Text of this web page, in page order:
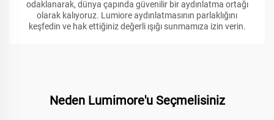
odaklanarak, dünya çapında güvenilir bir aydınlatma ortağı
olarak kalıyoruz. Lumiore aydınlatmasının parlaklığını
keşfedin ve hak ettiğiniz değerli ışığı sunmamıza izin verin.
Neden Lumimore'u Seçmelisiniz